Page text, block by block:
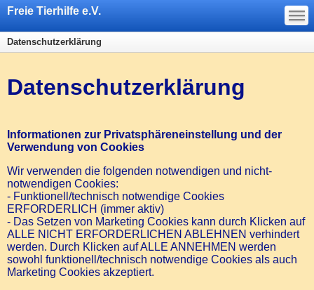
Freie Tierhilfe e.V. —
—
—
Datenschutzerklärung
Datenschutzerklärung
Informationen zur Privatsphäreneinstellung und der
Verwendung von Cookies
Wir verwenden die folgenden notwendigen und nicht-
notwendigen Cookies:
- Funktionell/technisch notwendige Cookies
ERFORDERLICH (immer aktiv)
- Das Setzen von Marketing Cookies kann durch Klicken auf
ALLE NICHT ERFORDERLICHEN ABLEHNEN verhindert
werden. Durch Klicken auf ALLE ANNEHMEN werden
sowohl funktionell/technisch notwendige Cookies als auch
Marketing Cookies akzeptiert.